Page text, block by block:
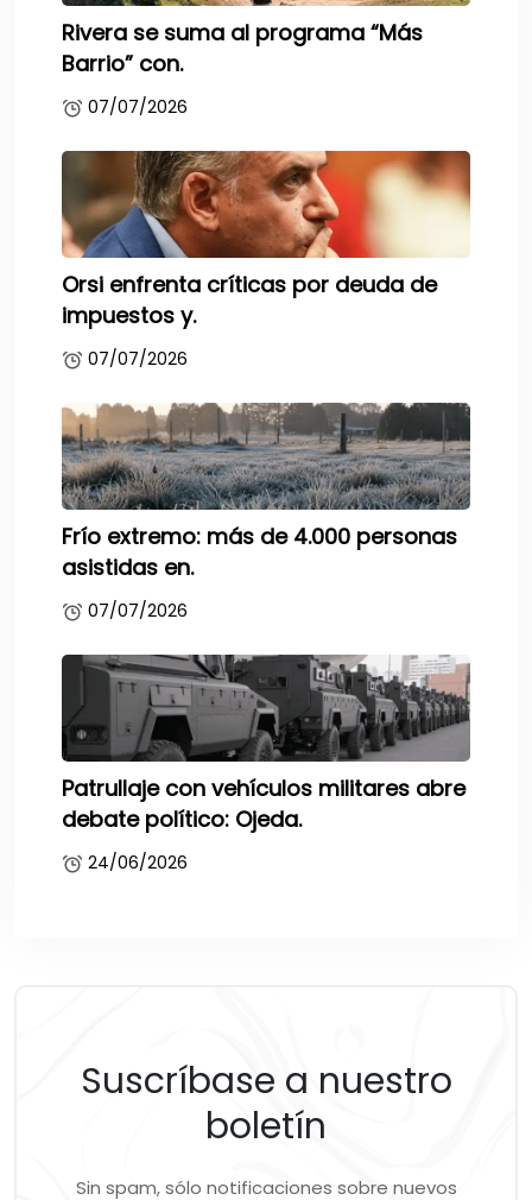
Rivera se suma al programa “Más
Barrio” con.
07/07/2026
Orsi enfrenta críticas por deuda de
impuestos y.
07/07/2026
Frío extremo: más de 4.000 personas
asistidas en.
07/07/2026
Patrullaje con vehículos militares abre
debate político: Ojeda.
24/06/2026
Suscríbase a nuestro
boletín
Sin spam, sólo notificaciones sobre nuevos